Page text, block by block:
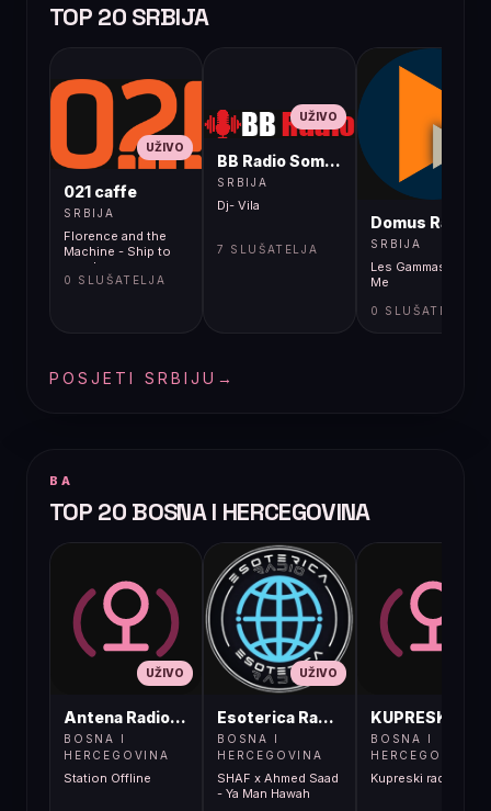
TOP 20 SRBIJA
UŽIVO
021 caffe
SRBIJA
Florence and the
Machine - Ship to
wreck
0 SLUŠATELJA
UŽIVO
BB Radio Sombor
SRBIJA
Dj- Vila
7 SLUŠATELJA
Domus Radio
SRBIJA
Les Gammas - All Of
Me
0 SLUŠATELJA
POSJETI SRBIJU →
BA
TOP 20 BOSNA I HERCEGOVINA
UŽIVO
Antena Radio, Jelah Tešanj
BOSNA I
HERCEGOVINA
Station Offline
UŽIVO
Esoterica Radio S1
BOSNA I
HERCEGOVINA
SHAF x Ahmed Saad
- Ya Man Hawah
BOSNA I
HERCEGOVINA
Kupreski radio